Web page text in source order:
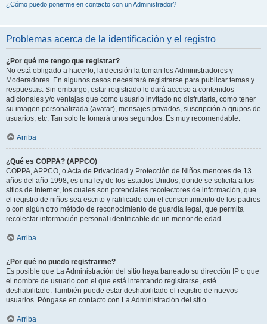
¿Cómo puedo ponerme en contacto con un Administrador?
Problemas acerca de la identificación y el registro
¿Por qué me tengo que registrar?
No está obligado a hacerlo, la decisión la toman los Administradores y
Moderadores. En algunos casos necesitará registrarse para publicar temas y
respuestas. Sin embargo, estar registrado le dará acceso a contenidos
adicionales y/o ventajas que como usuario invitado no disfrutaría, como tener
su imagen personalizada (avatar), mensajes privados, suscripción a grupos de
usuarios, etc. Tan solo le tomará unos segundos. Es muy recomendable.
Arriba
¿Qué es COPPA? (APPCO)
COPPA, APPCO, o Acta de Privacidad y Protección de Niños menores de 13
años del año 1998, es una ley de los Estados Unidos, donde se solicita a los
sitios de Internet, los cuales son potenciales recolectores de información, que
el registro de niños sea escrito y ratificado con el consentimiento de los padres
o con algún otro método de reconocimiento de guardia legal, que permita
recolectar información personal identificable de un menor de edad.
Arriba
¿Por qué no puedo registrarme?
Es posible que La Administración del sitio haya baneado su dirección IP o que
el nombre de usuario con el que está intentando registrarse, esté
deshabilitado. También puede estar deshabilitado el registro de nuevos
usuarios. Póngase en contacto con La Administración del sitio.
Arriba